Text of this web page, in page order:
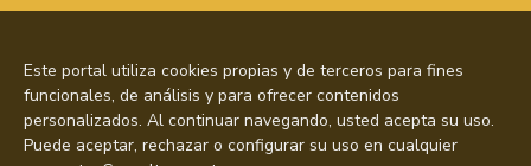
Este portal utiliza cookies propias y de terceros para fines
funcionales, de análisis y para ofrecer contenidos
personalizados. Al continuar navegando, usted acepta su uso.
Puede aceptar, rechazar o configurar su uso en cualquier